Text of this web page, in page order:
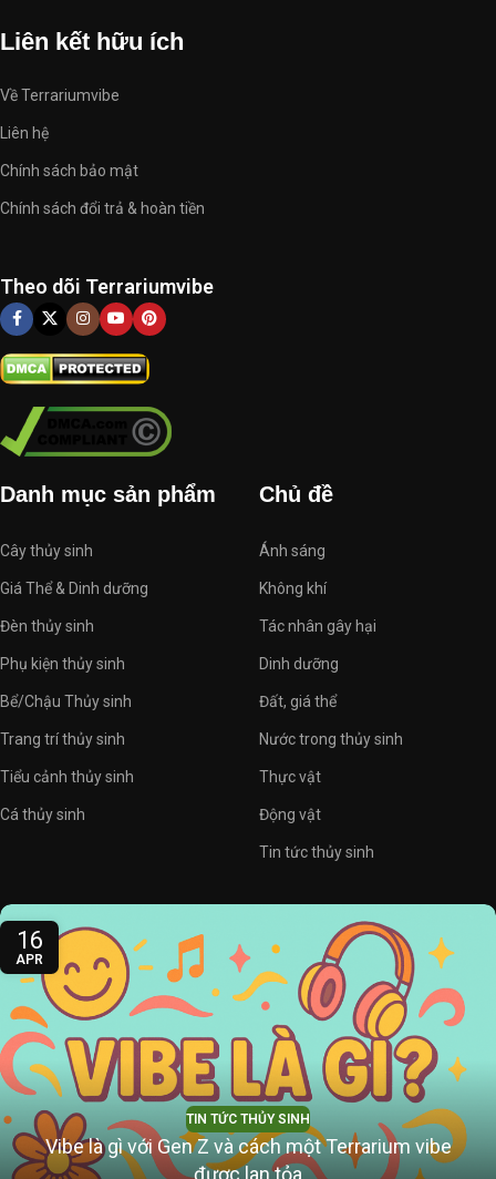
Liên kết hữu ích
Về Terrariumvibe
Liên hệ
Chính sách bảo mật
Chính sách đổi trả & hoàn tiền
Theo dõi Terrariumvibe
Danh mục sản phẩm
Cây thủy sinh
Giá Thể & Dinh dưỡng
Đèn thủy sinh
Phụ kiện thủy sinh
Bể/Chậu Thủy sinh
Trang trí thủy sinh
Tiểu cảnh thủy sinh
Cá thủy sinh
Chủ đề
Ánh sáng
Không khí
Tác nhân gây hại
Dinh dưỡng
Đất, giá thể
Nước trong thủy sinh
Thực vật
Động vật
Tin tức thủy sinh
16
APR
TIN TỨC THỦY SINH
Vibe là gì với Gen Z và cách một Terrarium vibe
được lan tỏa